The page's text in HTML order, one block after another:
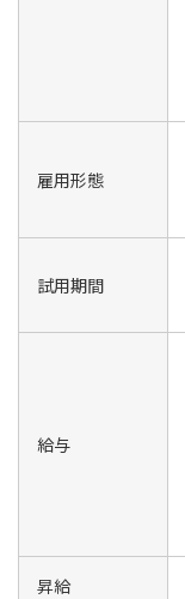
雇用形態
試用期間
給与
昇給